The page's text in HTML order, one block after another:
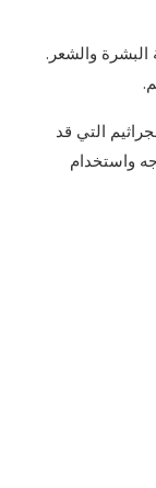
البشرة والشعر.
التي قد
واستخدام